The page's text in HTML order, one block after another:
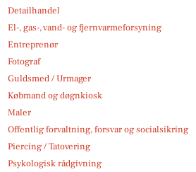
Detailhandel
El-, gas-, vand- og fjernvarmeforsyning
Entreprenør
Fotograf
Guldsmed / Urmager
Købmand og døgnkiosk
Maler
Offentlig forvaltning, forsvar og socialsikring
Piercing / Tatovering
Psykologisk rådgivning